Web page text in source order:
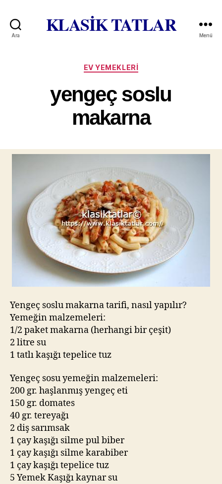
Ara KLASİK TATLAR Menü
Kategoriler
EV YEMEKLERI
yengeç soslu
makarna
Yengeç soslu makarna tarifi, nasıl yapılır?
Yemeğin malzemeleri:
1/2 paket makarna (herhangi bir çeşit)
2 litre su
1 tatlı kaşığı tepelice tuz
Yengeç sosu yemeğin malzemeleri:
200 gr. haşlanmış yengeç eti
150 gr. domates
40 gr. tereyağı
2 diş sarımsak
1 çay kaşığı silme pul biber
1 çay kaşığı silme karabiber
1 çay kaşığı tepelice tuz
5 Yemek Kaşığı kaynar su